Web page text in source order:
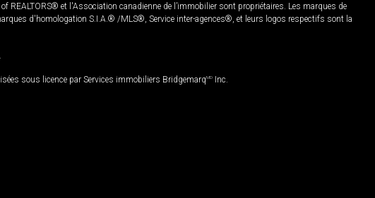
REALTORS® et l'Association canadienne de l’immobilier sont propriétaires. Les marques de
d'homologation S.I.A.® /MLS®, Service inter-agences®, et leurs logos respectifs sont la
sous licence par Services immobiliers BridgemarqMD Inc.